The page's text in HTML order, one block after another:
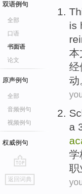
双语例句
全部
口语
书面语
论文
原声例句
全部
音频例句
视频例句
权威例句
go
top
返回词典
is
本
经
动
a
学
职